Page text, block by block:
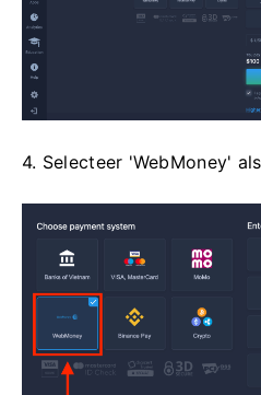
4. Selecteer 'WebMoney'